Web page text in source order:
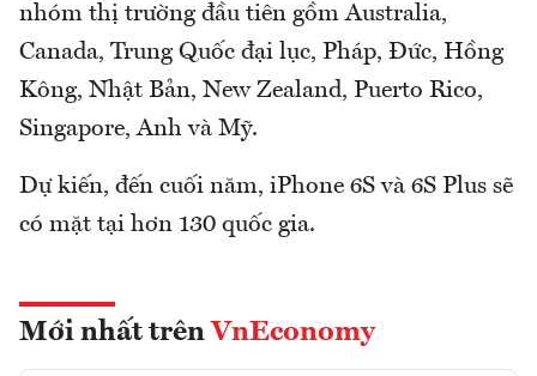
nhóm thị trường đầu tiên gồm Australia,
Canada, Trung Quốc đại lục, Pháp, Đức, Hồng
Kông, Nhật Bản, New Zealand, Puerto Rico,
Singapore, Anh và Mỹ.
Dự kiến, đến cuối năm, iPhone 6S và 6S Plus sẽ
có mặt tại hơn 130 quốc gia.
Mới nhất trên VnEconomy